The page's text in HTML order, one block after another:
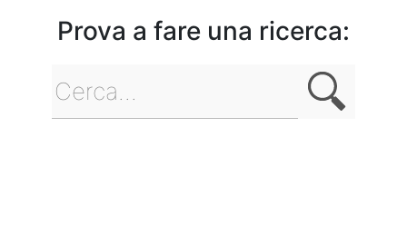
Prova a fare una ricerca: